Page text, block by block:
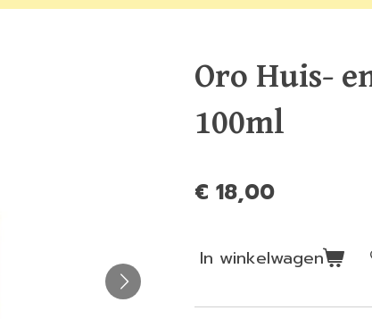
Oro Huis-
100ml
€ 18,00
In winkelwagen